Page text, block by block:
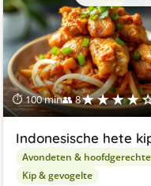
⏱ 100 min👥 8
Indonesische hete
Avondeten &
Kip & gevogelte